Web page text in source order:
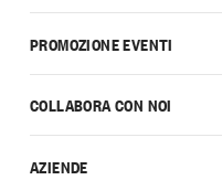
PROMOZIONE EVENTI
COLLABORA CON NOI
AZIENDE